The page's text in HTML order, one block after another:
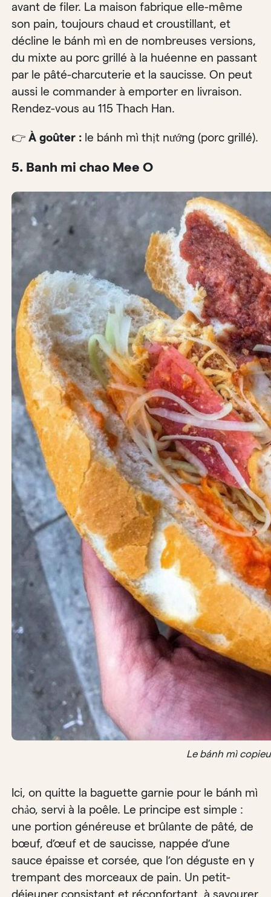
avant de filer. La maison fabrique elle-même
son pain, toujours chaud et croustillant, et
décline le bánh mì en de nombreuses versions,
du mixte au porc grillé à la huéenne en passant
par le pâté-charcuterie et la saucisse. On peut
aussi le commander à emporter en livraison.
Rendez-vous au 115 Thach Han.
👉À goûter : le bánh mì thịt nướng (porc grillé).
5. Banh mi chao Mee O
Le bánh mì
Ici, on quitte la baguette garnie pour le bánh mì
chảo, servi à la poêle. Le principe est simple :
une portion généreuse et brûlante de pâté, de
bœuf, d’œuf et de saucisse, nappée d’une
sauce épaisse et corsée, que l’on déguste en y
trempant des morceaux de pain. Un petit-
déjeuner consistant et réconfortant, à savourer